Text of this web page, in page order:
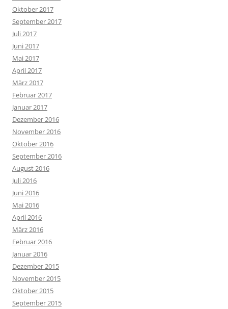
Oktober 2017
September 2017
Juli 2017
Juni 2017
Mai 2017
April 2017
März 2017
Februar 2017
Januar 2017
Dezember 2016
November 2016
Oktober 2016
September 2016
August 2016
Juli 2016
Juni 2016
Mai 2016
April 2016
März 2016
Februar 2016
Januar 2016
Dezember 2015
November 2015
Oktober 2015
September 2015